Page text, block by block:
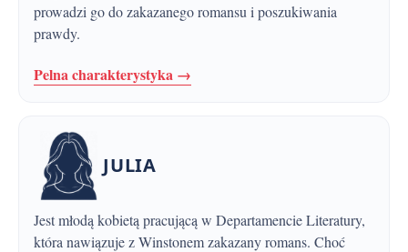
prowadzi go do zakazanego romansu i poszukiwania
prawdy.
Pelna charakterystyka →
JULIA
Jest młodą kobietą pracującą w Departamencie Literatury,
która nawiązuje z Winstonem zakazany romans. Choć